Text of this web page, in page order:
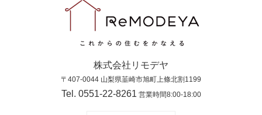
株式会社リモデヤ
〒407-0044 山梨県韮崎市旭町上條北割1199
Tel. 0551-22-8261営業時間8:00-18:00